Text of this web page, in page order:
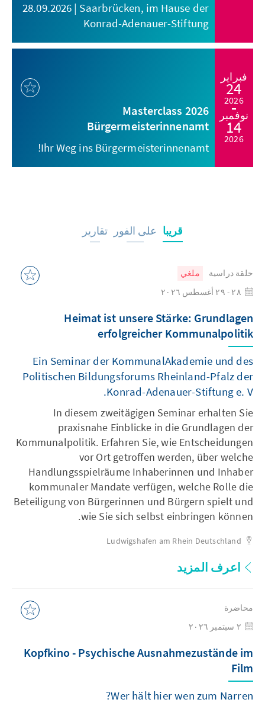
28.09.2026 | Saarbrücken, im Hause der
Konrad-Adenauer-Stiftung
فبراير
24
2026
نوفمبر
14
2026
Masterclass 2026
Bürgermeisterinnenamt
Ihr Weg ins Bürgermeisterinnenamt!
قريبا على الفور تقارير
حلقة دراسية
ملغي
Heimat ist unsere Stärke: Grundlagen
erfolgreicher Kommunalpolitik
Ein Seminar der KommunalAkademie und des
Politischen Bildungsforums Rheinland-Pfalz der
Konrad-Adenauer-Stiftung e. V.
In diesem zweitägigen Seminar erhalten Sie
praxisnahe Einblicke in die Grundlagen der
Kommunalpolitik. Erfahren Sie, wie Entscheidungen
vor Ort getroffen werden, über welche
Handlungsspielräume Inhaberinnen und Inhaber
kommunaler Mandate verfügen, welche Rolle die
Beteiligung von Bürgerinnen und Bürgern spielt und
wie Sie sich selbst einbringen können.
Ludwigshafen am Rhein Deutschland
اعرف المزيد
محاضرة
Kopfkino - Psychische Ausnahmezustände im
Film
Wer hält hier wen zum Narren?